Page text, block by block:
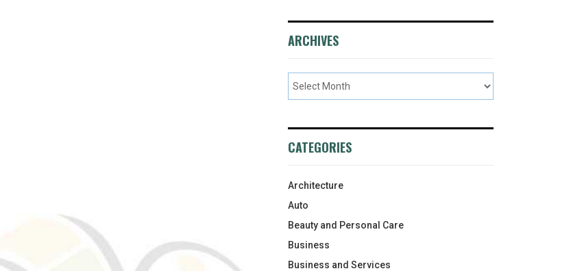
ARCHIVES
CATEGORIES
Architecture
Auto
Beauty and Personal Care
Business
Business and Services